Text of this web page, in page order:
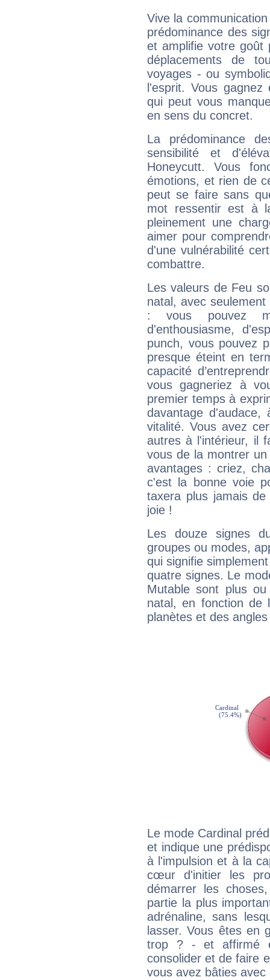
Vive la
prédominance des
et amplifie votre goût
déplacements de
voyages - ou
l'esprit. Vous
qui peut vous
en sens du concret.
La prédominance
sensibilité et
Honeycutt. Vous
émotions, et rien de
peut se faire sans
mot ressentir est à
pleinement une
aimer pour
d'une vulnérabilité
combattre.
Les valeurs de Feu
natal, avec
: vous pouvez
d'enthousiasme,
punch, vous pouvez
presque éteint en
capacité
vous gagneriez à
premier temps à
davantage
vitalité. Vous avez
autres à l'intérieur, il
vous de la montrer
avantages : criez,
c'est la bonne voie
taxera plus jamais
joie !
Les douze signes
groupes ou modes,
qui signifie
quatre signes. Le
Mutable sont plus
natal, en fonction de
planètes et des
Le mode Cardinal
et indique une
à l'impulsion et à la
cœur d'initier les
démarrer les
partie la plus
adrénaline, sans
lasser. Vous êtes en
trop ? - et affirmé
consolider et de faire
vous avez bâties avec